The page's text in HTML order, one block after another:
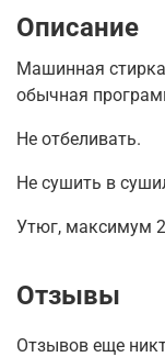
Описание
Машинная стирка
обычная
Не отбеливать.
Не сушить в
Утюг, максимум
Отзывы
Отзывов еще